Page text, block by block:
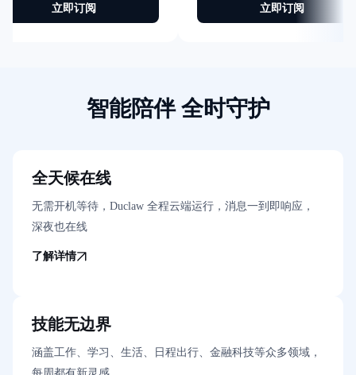
立即订阅 立即订阅
智能陪伴 全时守护
全天候在线
无需开机等待，Duclaw 全程云端运行，消息一到即响应，
深夜也在线
了解详情
技能无边界
涵盖工作、学习、生活、日程出行、金融科技等众多领域，